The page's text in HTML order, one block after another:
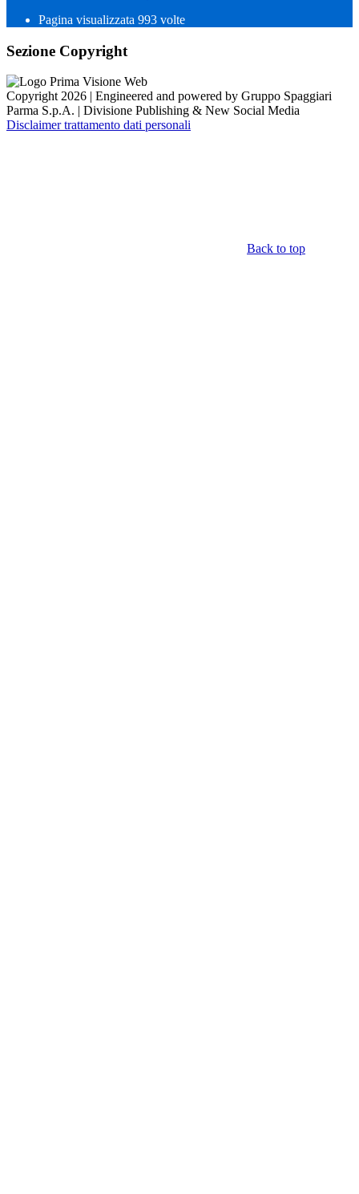
Pagina visualizzata 993 volte
Sezione Copyright
Copyright 2026 | Engineered and powered by Gruppo Spaggiari
Parma S.p.A. | Divisione Publishing & New Social Media
Disclaimer trattamento dati personali
Back to top